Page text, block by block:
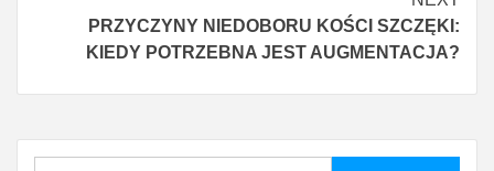
PRZYCZYNY NIEDOBORU KOŚCI SZCZĘKI:
KIEDY POTRZEBNA JEST AUGMENTACJA?